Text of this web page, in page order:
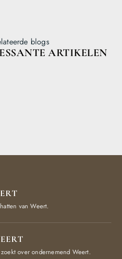
blogs
ARTIKELEN
van Weert.
over ondernemend Weert.